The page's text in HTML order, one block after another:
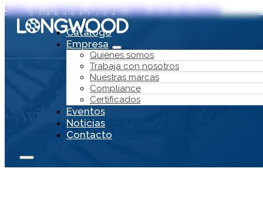
Saltar al contenido principal Saltar al pie de página
Catálogo
Empresa
Quiénes somos
Trabaja con nosotros
Nuestras marcas
Compliance
Certificados
Eventos
Noticias
Contacto
Aviso legal